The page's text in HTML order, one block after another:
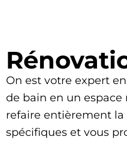
On est votre expert en
de bain en un
refaire entièrement la
spécifiques et vous